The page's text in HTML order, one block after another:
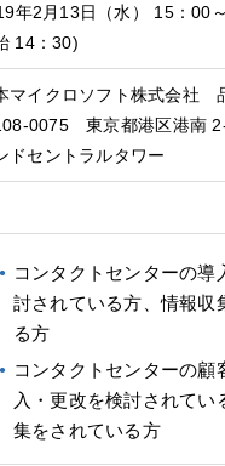
年2月13日（水） 15：00
14：30)
マイクロソフト株式会社
0075 東京都港区港南
ドセントラルタワー
コンタクトセンターの導
討されている方、情報収
る方
コンタクトセンターの顧
入・更改を検討されてい
集をされている方